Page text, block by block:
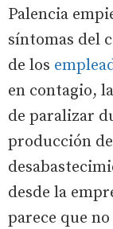
Palencia
síntomas del
de los
en contagio,
de paralizar
producción
desde la
parece que